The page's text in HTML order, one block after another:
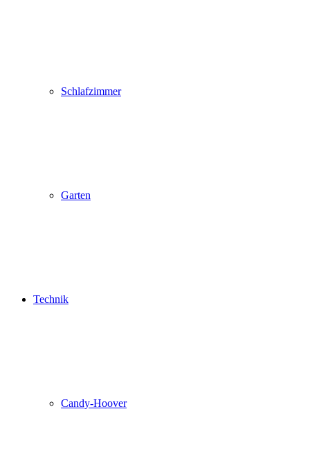
Schlafzimmer
Garten
Technik
Candy-Hoover